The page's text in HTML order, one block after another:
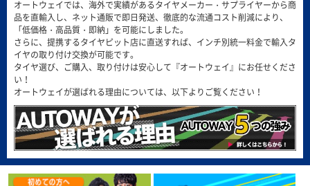
ヨーロッパで愛されて100年。ベルギー発の歴史的グロ
ーバルタイヤブランドMINERVA。ヨーロッパをはじめア
ジアなど世界50ヶ国以上で販売されています。
総合評価：1371件 4.49
アームストロング
ARMSTRONG（アームストロング）は、アメリカ合衆国
フロリダ州のマイアミに拠点を置き、最先端の技術と製
造施設で、乗用車、商用車のタイヤを製造しています。
総合評価：166件 4.58
こちら!
FEDERAL 特設ページは
DAVANTI DX390 195/65R15 91H
4年使ってますが、タフです。
(5.00点)けんさんさん
ENVOY ATERNA 195/60R16 89V
後輪タイヤがスローパンクしてしまった為これを機に気になっていたアテル
ナへの履き替えをしました 車への興味が薄く変化に全くと言っていいほど
気付かない妻が、 交換直後の乗車時に「運転しやすい！車が軽く感じ
る！」と言っていました 自分はまだ運転してませんが、妻が変化を感じ取
れるレベルで乗り心地が良くなるのは本当にビックリしました 耐久性はこ
れからですが、しばらく使ってみてからもう1台へも履かせてみようと思っ
てます
(4.36点)eve*******さん
ZEETEX ZT6000 ECO 155/70R13 75T
リピート買い換えです。前回購入で悪くないので買いました。取付ショップ
も良く丁寧な作業でお勧めです。
オートウェイでは、海外で実績があるタイヤメーカー・サプライヤーから商
品を直輸入し、ネット通販で即日発送、徹底的な流通コスト削減により、
「低価格・高品質・即納」を可能にしました。
さらに、提携するタイヤピット店に直送すれば、インチ別統一料金で輸入タ
イヤの取り付け交換が可能です。
タイヤ選び、ご購入、取り付けは安心して『オートウェイ』にお任せくださ
い！
オートウェイが選ばれる理由については、以下よりご覧ください！